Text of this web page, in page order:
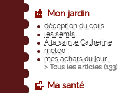
Mon jardin
déception du colis
les semis
A la sainte Catherine
météo
mes achats du jour...
> Tous les articles (133)
Ma santé